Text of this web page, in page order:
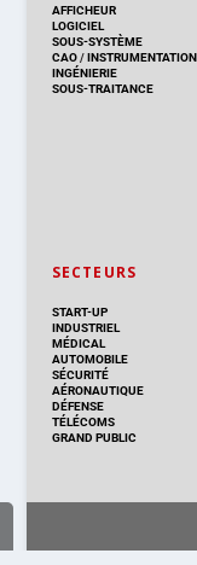
AFFICHEUR
LOGICIEL
SOUS-SYSTÈME
CAO/INSTRUMENTATION
INGÉNIERIE
SOUS-TRAITANCE
SECTEURS
START-UP
INDUSTRIEL
MÉDICAL
AUTOMOBILE
SÉCURITÉ
AÉRONAUTIQUE
DÉFENSE
TÉLÉCOMS
GRAND PUBLIC